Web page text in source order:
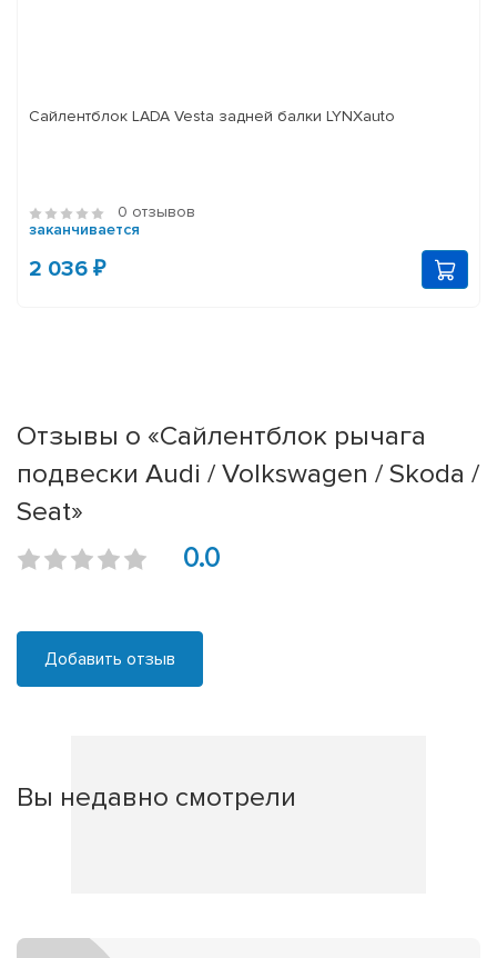
Сайлентблок LADA Vesta задней балки LYNXauto
0 отзывов
заканчивается
2 036 ₽
Отзывы о «Сайлентблок рычага
подвески Audi / Volkswagen / Skoda /
Seat»
0.0
Добавить отзыв
Вы недавно смотрели